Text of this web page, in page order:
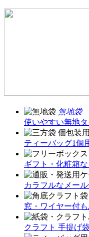
無地袋
使いやすい無地
ティーバッグ1個
ギフト・化粧箱
カラフルなメー
窓・ワイヤー付
クラフト 手提げ